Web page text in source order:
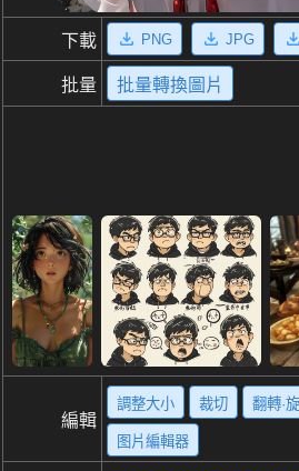
下載 PNG JPG
批量 批量轉換圖片
編輯
調整大小 裁切 翻轉·
图片編輯器